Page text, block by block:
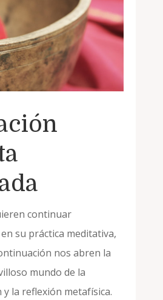
continuar
su práctica meditativa,
nos abren la
mundo de la
la reflexión metafísica.